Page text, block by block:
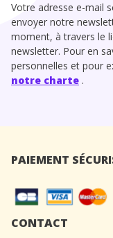
Votre adresse e-mail
envoyer notre
moment, à travers le
newsletter. Pour en
personnelles et pour
notre charte .
PAIEMENT
CONTACT